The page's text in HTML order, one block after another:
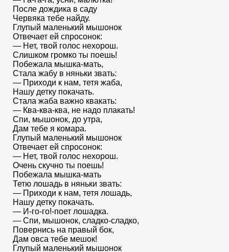
После дождика в саду
Червяка тебе найду.
Глупый маленький мышонок
Отвечает ей спросонок:
— Нет, твой голос нехорош.
Слишком громко ты поешь!
Побежала мышка-мать,
Стала жабу в няньки звать:
— Приходи к нам, тетя жаба,
Нашу детку покачать.
Стала жаба важно квакать:
— Ква-ква-ква, не надо плакать!
Спи, мышонок, до утра,
Дам тебе я комара.
Глупый маленький мышонок
Отвечает ей спросонок:
— Нет, твой голос нехорош.
Очень скучно ты поешь!
Побежала мышка-мать
Тетю лошадь в няньки звать:
— Приходи к нам, тетя лошадь,
Нашу детку покачать.
— И-го-го!-поет лошадка.
— Спи, мышонок, сладко-сладко,
Повернись на правый бок,
Дам овса тебе мешок!
Глупый маленький мышонок